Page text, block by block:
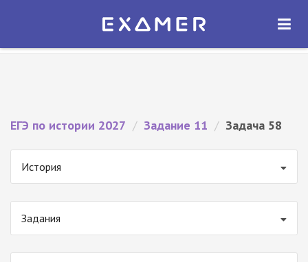
Экзамер — ЕГЭ 2027
ОТКРЫТЬ
ЕГЭ по истории 2027 / Задание 11 / Задача 58
История
Задания